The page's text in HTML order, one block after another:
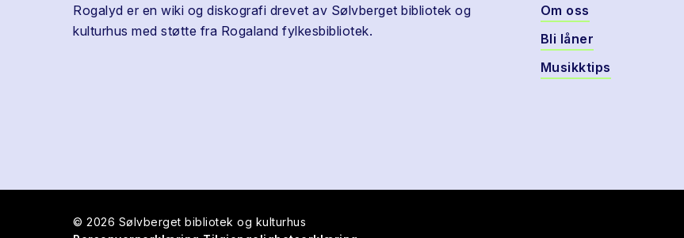
Rogalyd er en wiki og diskografi drevet av Sølvberget bibliotek og
kulturhus med støtte fra Rogaland fylkesbibliotek.
Om oss
Bli låner
Musikktips
© 2026 Sølvberget bibliotek og kulturhus